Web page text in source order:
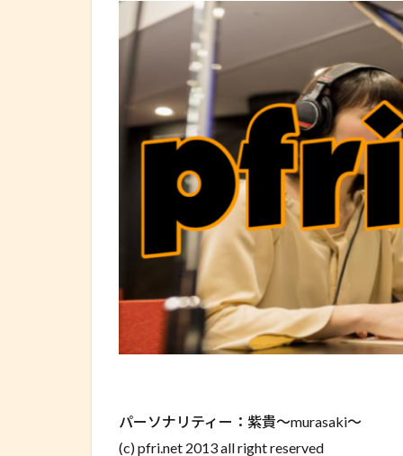
パーソナリティー：紫貴～murasaki～
(c) pfri.net 2013 all right reserved